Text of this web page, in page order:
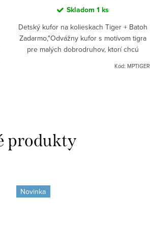
Skladom 1 ks
Detský kufor na kolieskach Tiger + Batoh
Zadarmo,"Odvážny kufor s motívom tigra
pre malých dobrodruhov, ktorí chcú
Kód: MPTIGER
Novinka